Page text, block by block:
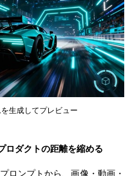
生成してプレビュー
ロダクトの距離を縮める
ロンプトから、画像・動画・